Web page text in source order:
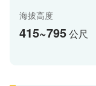
海拔高度
415~795公尺